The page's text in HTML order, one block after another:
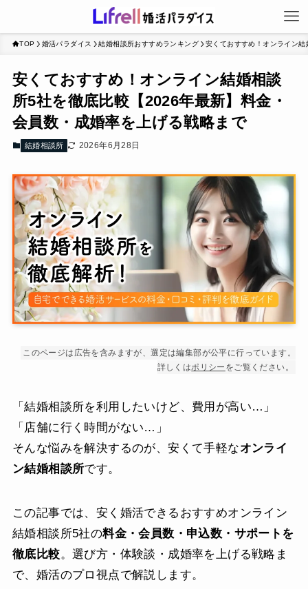
TOP 婚活パラダイス 結婚相談所おすすめランキング 安くておすすめ！オンライン
安くておすすめ！オンライン結婚相談
所5社を徹底比較【2026年最新】料金・
会員数・成婚率を上げる戦略まで
結婚相談所 2026年6月28日
このページは広告を含みますが、選定は編集部が公平に行っています。
詳しくはポリシー をご覧ください。
「結婚相談所を利用したいけど、費用が高い…」
「店舗に行く時間がない…」
そんな悩みを解決するのが、安くて手軽なオンライ
ン結婚相談所です。
この記事では、安く婚活できるおすすめオンライン
結婚相談所5社の料金・会員数・申込数・サポートを
徹底比較。選び方・体験談・成婚率を上げる戦略ま
で、婚活のプロ視点で解説します。